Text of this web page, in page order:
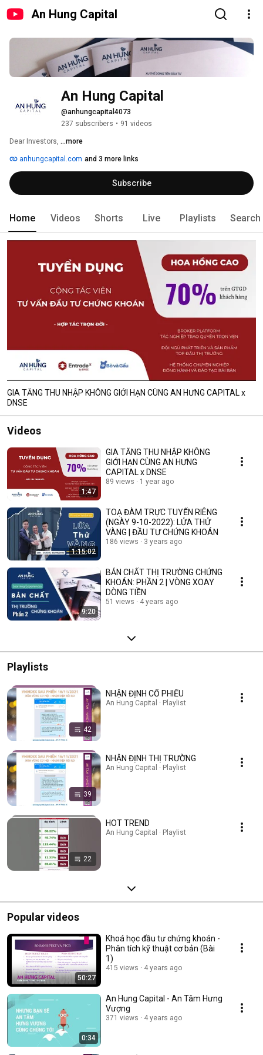
An Hung Capital
An Hung Capital
@anhungcapital4073
237 subscribers • 91 videos
Dear Investors, ...more
anhungcapital.com and 3 more links
Subscribe
Home Videos Shorts Live Playlists Search
GIA TĂNG THU NHẬP KHÔNG GIỚI HẠN CÙNG AN HƯNG CAPITAL x
DNSE
Videos
1:47
GIA TĂNG THU NHẬP KHÔNG
GIỚI HẠN CÙNG AN HƯNG
CAPITAL x DNSE
89 views 1 year ago
1:15:02
TOẠ ĐÀM TRỰC TUYẾN RIÊNG
(NGÀY 9-10-2022): LỬA THỬ
VÀNG | ĐẦU TƯ CHỨNG KHOÁN
186 views 3 years ago
9:20
BẢN CHẤT THỊ TRƯỜNG CHỨNG
KHOÁN: PHẦN 2 | VÒNG XOAY
DÒNG TIỀN
51 views 4 years ago
Playlists
42
NHẬN ĐỊNH CỔ PHIẾU
An Hung Capital · Playlist
39
NHẬN ĐỊNH THỊ TRƯỜNG
An Hung Capital · Playlist
22
HOT TREND
An Hung Capital · Playlist
Popular videos
50:27
Khoá học đầu tư chứng khoán -
Phân tích kỹ thuật cơ bản (Bài
1)
415 views 4 years ago
0:34
An Hung Capital - An Tâm Hưng
Vượng
371 views 4 years ago